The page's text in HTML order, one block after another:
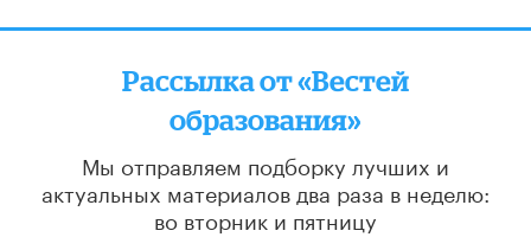
Рассылка от «Вестей
образования»
Мы отправляем подборку лучших и
актуальных материалов два раза в неделю:
во вторник и пятницу